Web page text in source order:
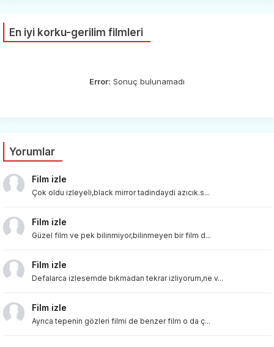
En iyi korku-gerilim filmleri
Error: Sonuç bulunamadı
Yorumlar
Film izle
Çok oldu izleyeli,black mirror tadindaydi azıcık.s...
Film izle
Güzel film ve pek bilinmiyor,bilinmeyen bir film d...
Film izle
Defalarca izlesemde bıkmadan tekrar izliyorum,ne v...
Film izle
Ayrıca tepenin gözleri filmi de benzer film o da ç...